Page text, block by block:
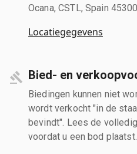
Ocana, CSTL, Spain 45300
Locatiegegevens
Bied- en
Biedingen kunnen niet
wordt verkocht "in de
bevindt". Lees de
voordat u een bod plaatst.